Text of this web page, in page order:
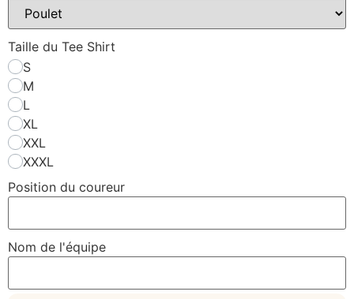
Taille du Tee Shirt
S
M
L
XL
XXL
XXXL
Position du coureur
Nom de l'équipe